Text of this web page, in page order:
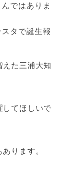
ではありま
タで誕生報
た三浦大知
してほしいで
ります。